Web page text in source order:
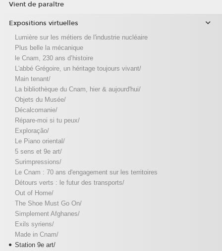
Vient de paraître
Expositions virtuelles
Lumière sur les métiers de l'industrie nucléaire
Plus belle la mécanique
le Cnam, 230 ans d’histoire
L'abbé Grégoire, un héritage toujours vivant/
Main tenant/
La bibliothèque du Cnam, hier & aujourd'hui/
Objets du Musée/
Décalcomanie/
Répare-moi si tu peux/
Exploração/
Le Piano oriental/
5 sens et 9e art/
Surimpressions/
Le Cnam : 70 ans d'engagement sur les territoires
Détours verts : le futur des transports/
Out of Home/
The Shoe Must Go On/
Simplement Afghanes/
Exils syriens/
Made in Cnam/
Station 9e art/